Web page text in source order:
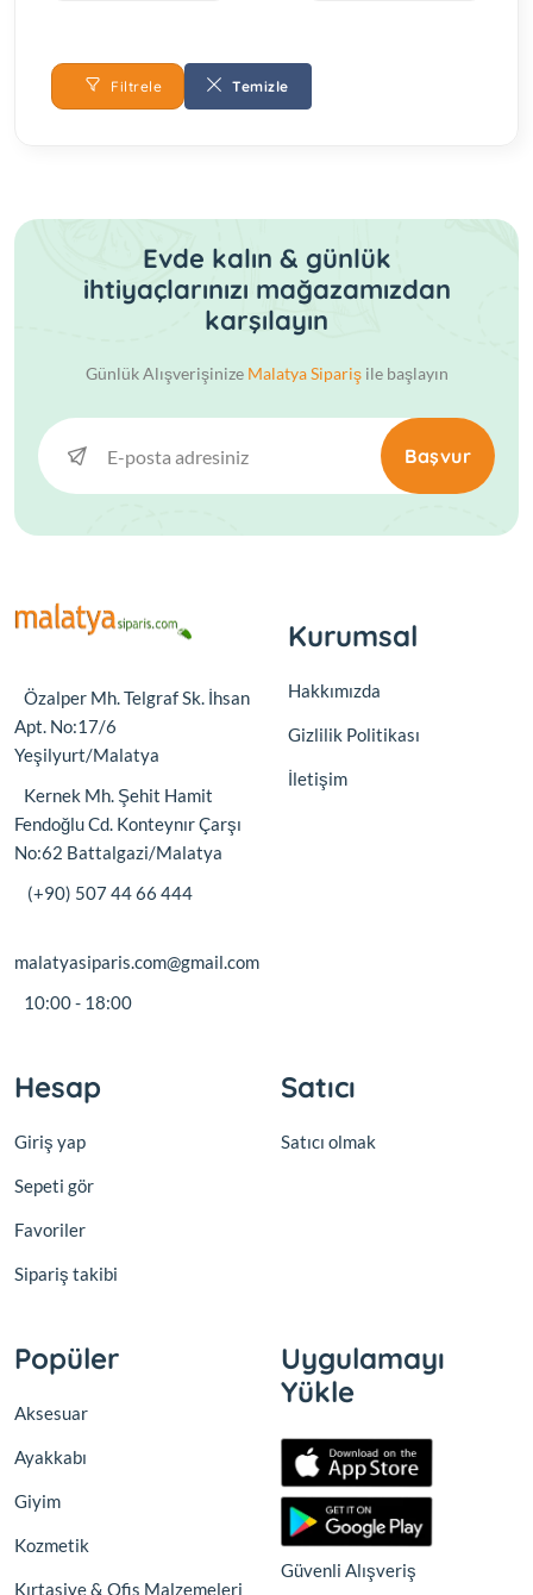
Filtrele Temizle
Evde kalın & günlük
ihtiyaçlarınızı mağazamızdan
karşılayın
Günlük Alışverişinize Malatya Siparişile başlayın
Başvur
Özalper Mh. Telgraf Sk. İhsan
Apt. No:17/6
Yeşilyurt/Malatya
Kernek Mh. Şehit Hamit
Fendoğlu Cd. Konteynır Çarşı
No:62 Battalgazi/Malatya
(+90) 507 44 66 444
malatyasiparis.com@gmail.com
10:00 - 18:00
Kurumsal
Hakkımızda
Gizlilik Politikası
İletişim
Hesap
Giriş yap
Sepeti gör
Favoriler
Sipariş takibi
Satıcı
Satıcı olmak
Popüler
Aksesuar
Ayakkabı
Giyim
Kozmetik
Kırtasiye & Ofis Malzemeleri
Uygulamayı
Yükle
Güvenli Alışveriş